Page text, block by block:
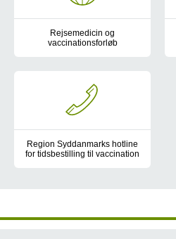
Rejsemedicin og
vaccinationsforløb
Region Syddanmarks hotline
for tidsbestilling til vaccination